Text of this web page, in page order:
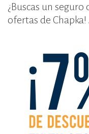
¿Buscas un seguro
ofertas de